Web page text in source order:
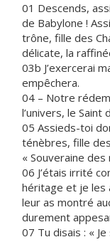
01 Descends,
de Babylone !
trône, fille des
délicate, la
03b J’exercerai
empêchera.
04 – Notre
l’univers, le Saint
05 Assieds-toi
ténèbres, fille
« Souveraine des
06 J’étais irrité
héritage et je les
leur as montré
durement
07 Tu disais : «